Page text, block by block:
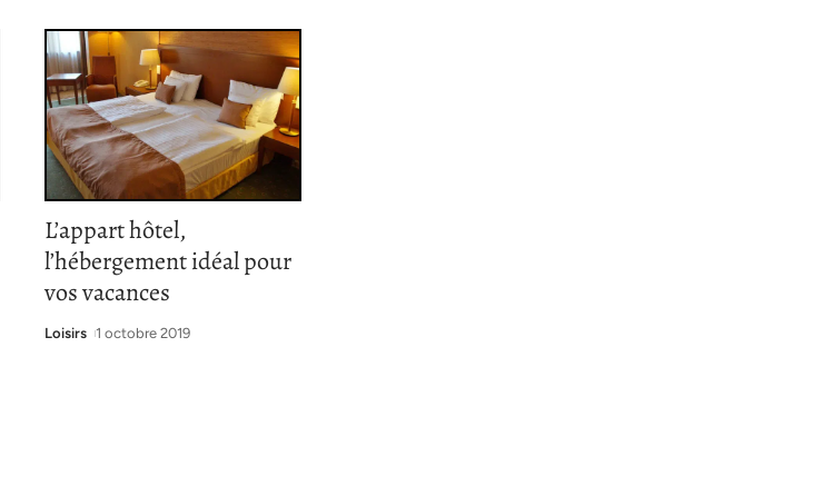
L’appart hôtel,
l’hébergement idéal pour
vos vacances
Loisirs 1 octobre 2019